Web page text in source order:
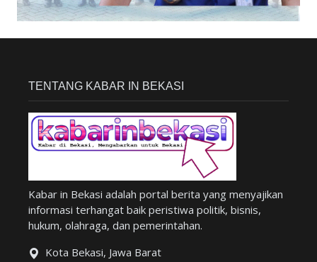
TENTANG KABAR IN BEKASI
Kabar in Bekasi adalah portal berita yang menyajikan
informasi terhangat baik peristiwa politik, bisnis,
hukum, olahraga, dan pemerintahan.
Kota Bekasi, Jawa Barat